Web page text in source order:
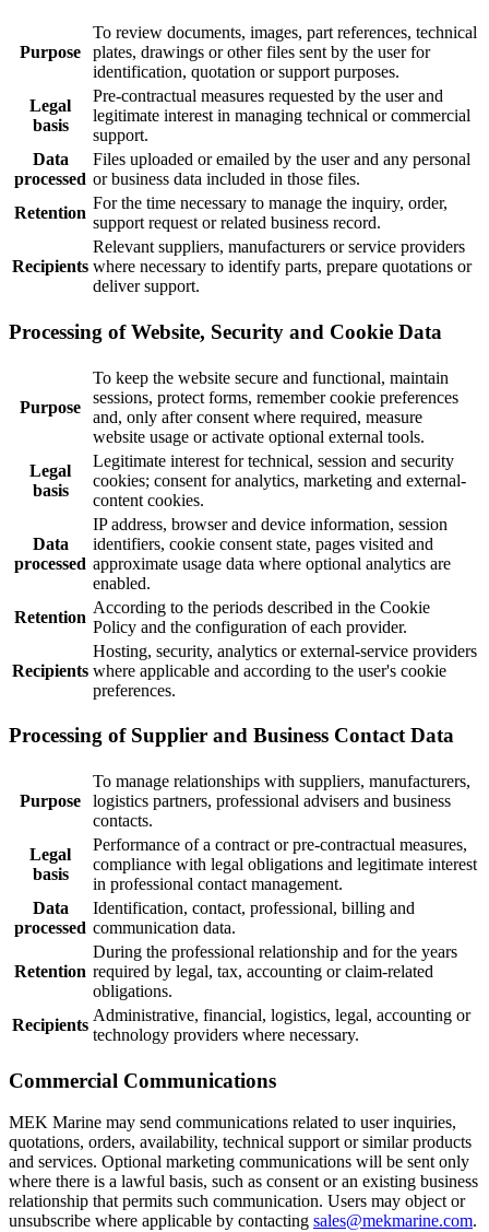
Purpose
To review documents, images, part references, technical
plates, drawings or other files sent by the user for
identification, quotation or support purposes.
Legal
basis
Pre-contractual measures requested by the user and
legitimate interest in managing technical or commercial
support.
Data
processed
Files uploaded or emailed by the user and any personal
or business data included in those files.
Retention
For the time necessary to manage the inquiry, order,
support request or related business record.
Recipients
Relevant suppliers, manufacturers or service providers
where necessary to identify parts, prepare quotations or
deliver support.
Processing of Website, Security and Cookie Data
Purpose
To keep the website secure and functional, maintain
sessions, protect forms, remember cookie preferences
and, only after consent where required, measure
website usage or activate optional external tools.
Legal
basis
Legitimate interest for technical, session and security
cookies; consent for analytics, marketing and external-
content cookies.
Data
processed
IP address, browser and device information, session
identifiers, cookie consent state, pages visited and
approximate usage data where optional analytics are
enabled.
Retention
According to the periods described in the Cookie
Policy and the configuration of each provider.
Recipients
Hosting, security, analytics or external-service providers
where applicable and according to the user's cookie
preferences.
Processing of Supplier and Business Contact Data
Purpose
To manage relationships with suppliers, manufacturers,
logistics partners, professional advisers and business
contacts.
Legal
basis
Performance of a contract or pre-contractual measures,
compliance with legal obligations and legitimate interest
in professional contact management.
Data
processed
Identification, contact, professional, billing and
communication data.
Retention
During the professional relationship and for the years
required by legal, tax, accounting or claim-related
obligations.
Recipients
Administrative, financial, logistics, legal, accounting or
technology providers where necessary.
Commercial Communications
MEK Marine may send communications related to user inquiries,
quotations, orders, availability, technical support or similar products
and services. Optional marketing communications will be sent only
where there is a lawful basis, such as consent or an existing business
relationship that permits such communication. Users may object or
unsubscribe where applicable by contacting sales@mekmarine.com.